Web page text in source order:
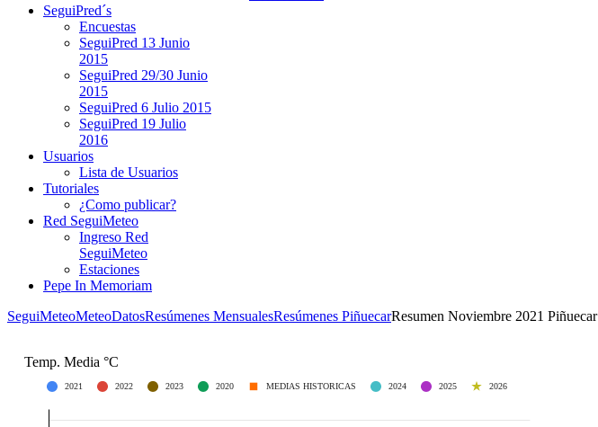
SeguiPred´s
Encuestas
SeguiPred 13 Junio
2015
SeguiPred 29/30 Junio
2015
SeguiPred 6 Julio 2015
SeguiPred 19 Julio
2016
Usuarios
Lista de Usuarios
Tutoriales
¿Como publicar?
Red SeguiMeteo
Ingreso Red
SeguiMeteo
Estaciones
Pepe In Memoriam
SeguiMeteoMeteoDatosResúmenes MensualesResúmenes PiñuecarResumen Noviembre 2021 Piñuecar